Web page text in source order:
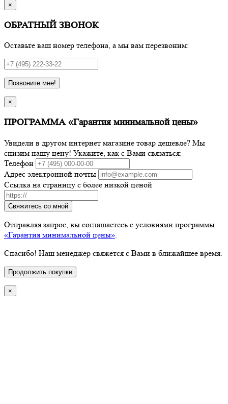
×
ОБРАТНЫЙ ЗВОНОК
Оставьте ваш номер телефона, а мы вам перезвоним:
Позвоните мне!
×
ПРОГРАММА «Гарантия минимальной цены»
Увидели в другом интернет магазине товар дешевле? Мы
снизим нашу цену! Укажите, как с Вами связаться:
Телефон
Адрес электронной почты
Ссылка на страницу с более низкой ценой
Свяжитесь со мной
Отправляя запрос, вы соглашаетесь с условиями программы
«Гарантия минимальной цены»
Спасибо! Наш менеджер свяжется с Вами в ближайшее время.
Продолжить покупки
×